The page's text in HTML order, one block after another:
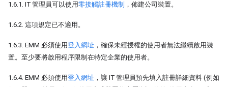
1.6.1. IT 管理員可以使用零接觸註冊機制 ，佈建公司裝置。
1.6.2. 這項規定已不適用。
1.6.3. EMM 必須使用登入網址 ，確保未經授權的使用者無法繼續啟用裝
置。至少要將啟用程序限制在特定企業的使用者。
1.6.4. EMM 必須使用登入網址 ，讓 IT 管理員預先填入註冊詳細資料 (例如